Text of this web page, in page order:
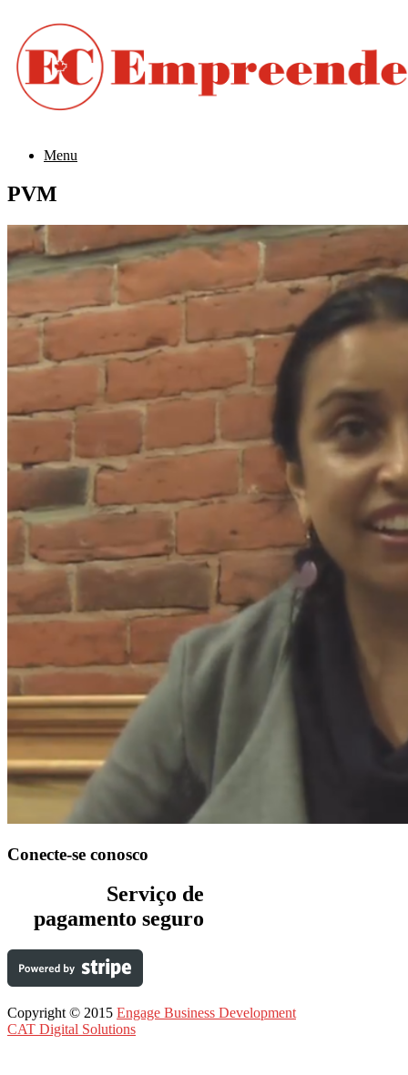
Menu
PVM
Conecte-se conosco
Serviço de
pagamento seguro
Copyright © 2015 Engage Business Development
CAT Digital Solutions